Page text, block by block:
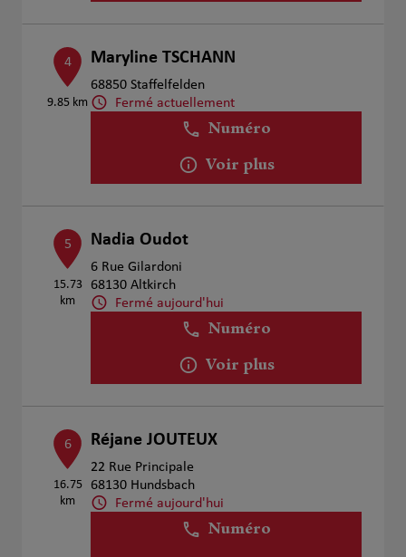
4
9.85 km
Maryline TSCHANN
68850 Staffelfelden
Fermé actuellement
Numéro
Voir plus
5
15.73
km
Nadia Oudot
6 Rue Gilardoni
68130 Altkirch
Fermé aujourd'hui
Numéro
Voir plus
6
16.75
km
Réjane JOUTEUX
22 Rue Principale
68130 Hundsbach
Fermé aujourd'hui
Numéro